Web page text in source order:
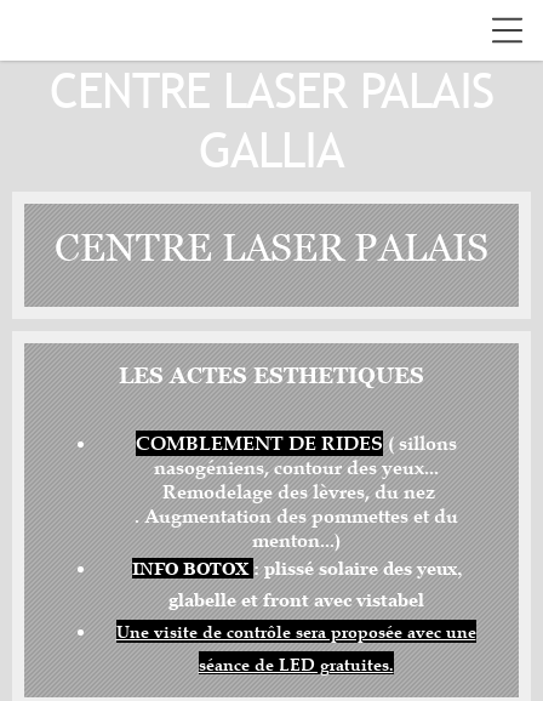
CENTRE LASER PALAIS
GALLIA
CENTRE LASER PALAIS
GALLIA
LES ACTES ESTHETIQUES
COMBLEMENT DE RIDES ( sillons
nasogéniens, contour des yeux...
Remodelage des lèvres, du nez
.Augmentation des pommettes et du
menton...)
INFO BOTOX : plissé solaire des yeux,
glabelle et front avec vistabel
Une visite de contrôle sera proposée avec une
séance de LED gratuites.